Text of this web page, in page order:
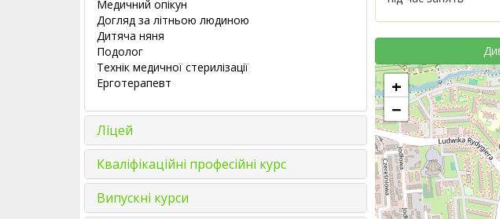
Медичний опікун
Догляд за літньою людиною
Дитяча няня
Подолог
Технік медичної стерилізації
Ерготерапевт
Ліцей
Кваліфікаційні професійні курс
Випускні курси
+
−